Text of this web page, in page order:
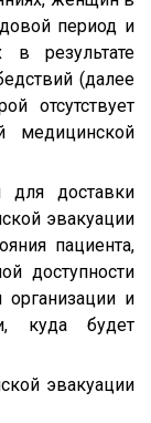
период и
в результате
(далее
отсутствует
медицинской
для доставки
эвакуации
пациента,
доступности
и
куда будет
эвакуации